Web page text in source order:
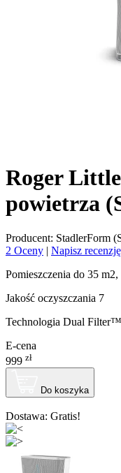
Roger Little
powietrza
Producent: StadlerForm
2 Oceny | Napisz recenzję
Pomieszczenia do 35 m2,
Jakość oczyszczania 7
Technologia Dual Filter™
E-cena
999 zł
Do koszyka
Dostawa: Gratis!